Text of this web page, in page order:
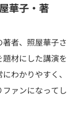
華子・著
者、照屋華子さ
材にした講演を
わかりやすく、
ァンになってし